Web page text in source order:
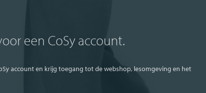
een CoSy account.
account en krijg toegang tot de webshop, lesomgeving en het